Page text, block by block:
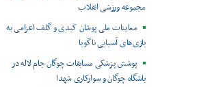
مجموعه ورزشی انقلاب
معاینات ملی پوشان کبدی و گلف اعزامی به
بازی‌های آسیایی ناگویا
پوشش پزشکی مسابقات چوگان جام لاله در
باشگاه چوگان و سوارکاری شهدا